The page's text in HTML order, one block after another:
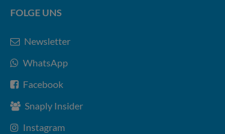
FOLGE UNS
Newsletter
WhatsApp
Facebook
Snaply Insider
Instagram